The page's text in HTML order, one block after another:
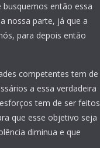
busquemos então essa
nossa parte, já que a
para depois então
competentes tem de
a essa verdadeira
tem de ser feitos
que esse objetivo seja
diminua e que